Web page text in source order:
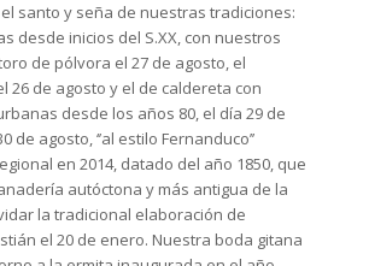
santo y seña de nuestras tradiciones:
desde inicios del S.XX, con nuestros
de pólvora el 27 de agosto, el
26 de agosto y el de caldereta con
desde los años 80, el día 29 de
agosto, ‘’al estilo Fernanduco’’
en 2014, datado del año 1850, que
autóctona y más antigua de la
la tradicional elaboración de
el 20 de enero. Nuestra boda gitana